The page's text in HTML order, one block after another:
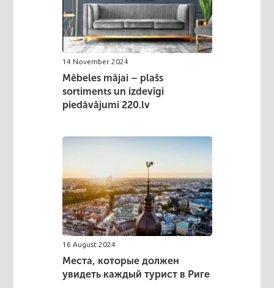
14 November 2024
Mēbeles mājai – plašs
sortiments un izdevīgi
piedāvājumi 220.lv
16 August 2024
Места, которые должен
увидеть каждый турист в Риге